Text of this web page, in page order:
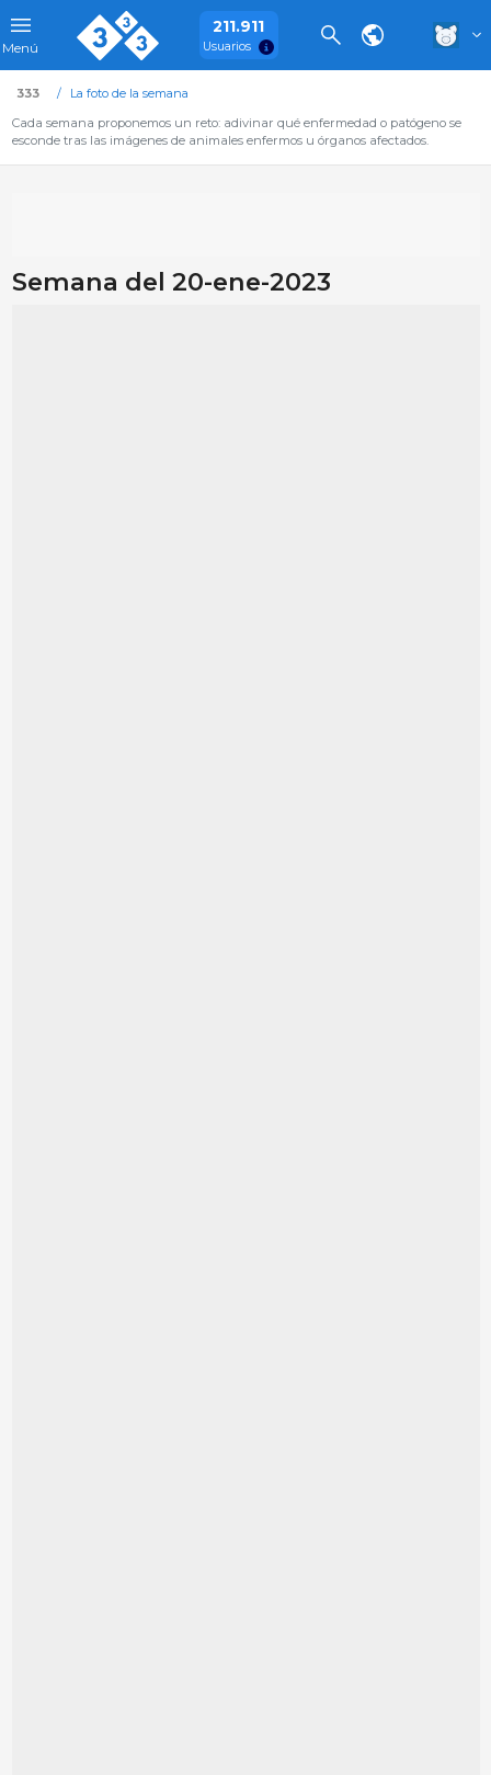
Menú
211.911
Usuarios
333
La foto de la semana
Cada semana proponemos un reto: adivinar qué enfermedad o patógeno se
esconde tras las imágenes de animales enfermos u órganos afectados.
Semana del 20-ene-2023